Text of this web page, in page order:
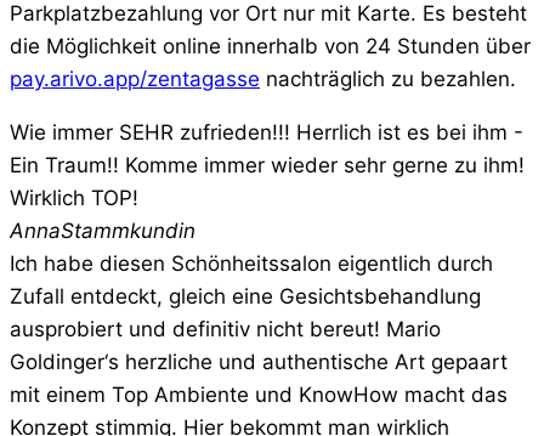
Parkplatzbezahlung vor Ort nur mit Karte. Es besteht
die Möglichkeit online innerhalb von 24 Stunden über
pay.arivo.app/zentagasse nachträglich zu bezahlen.
Wie immer SEHR zufrieden!!! Herrlich ist es bei ihm -
Ein Traum!! Komme immer wieder sehr gerne zu ihm!
Wirklich TOP!
AnnaStammkundin
Ich habe diesen Schönheitssalon eigentlich durch
Zufall entdeckt, gleich eine Gesichtsbehandlung
ausprobiert und definitiv nicht bereut! Mario
Goldinger‘s herzliche und authentische Art gepaart
mit einem Top Ambiente und KnowHow macht das
Konzept stimmig. Hier bekommt man wirklich